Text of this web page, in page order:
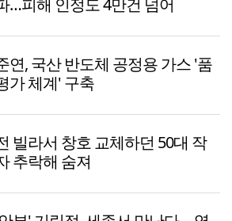
…피해 인정도 4만건 넘어
연, 국산 반도체 공정용 가스 '품
가 체계' 구축
빌라서 창호 교체하던 50대 작
추락해 숨져